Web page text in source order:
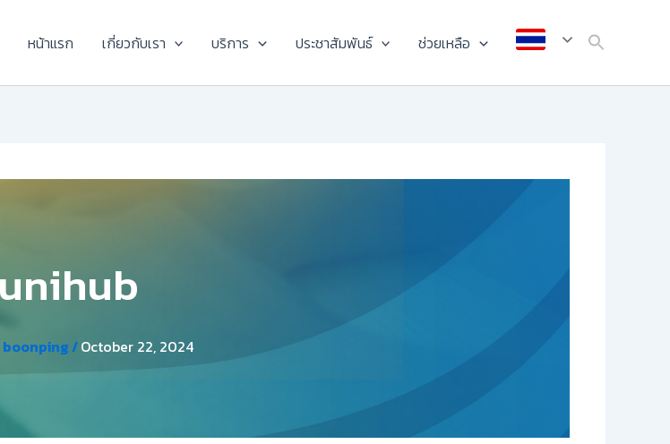
หน้าแรก เกี่ยวกับเรา บริการ ประชาสัมพันธ์ ช่วยเหลือ
unihub
/October 22, 2024